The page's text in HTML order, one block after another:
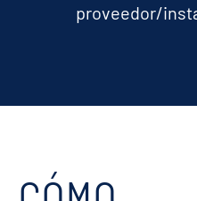
proveedor/